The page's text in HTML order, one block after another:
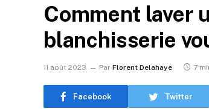
Comment laver
blanchisserie
11 août 2023 Par Florent Delahaye 7
Facebook Twitter